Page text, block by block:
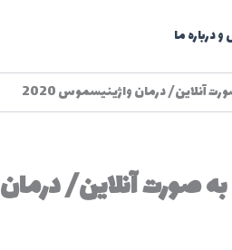
درباره ما
آنلاین/ درمان واژینیسموس 2020
صورت آنلاین/ درمان